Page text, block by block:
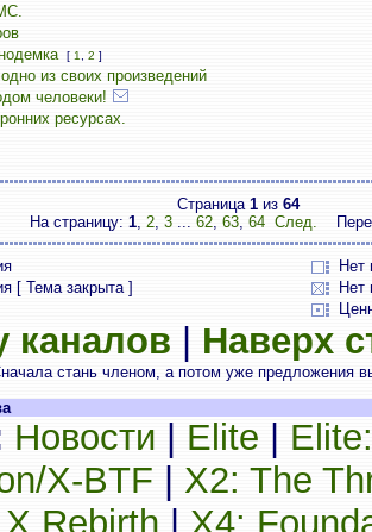
[ 1 2 ]
из своих произведений
человеки!
ресурсах.
Страница 1из 64
На страницу: 1, 2, 3 ... 62, 63, 64 След.
Нет
[ Тема закрыта ]
Нет
каналов Наверх
стань членом, а потом уже предложения
Новости Elite
X-BTF
X2: The
X Rebirth
X4: